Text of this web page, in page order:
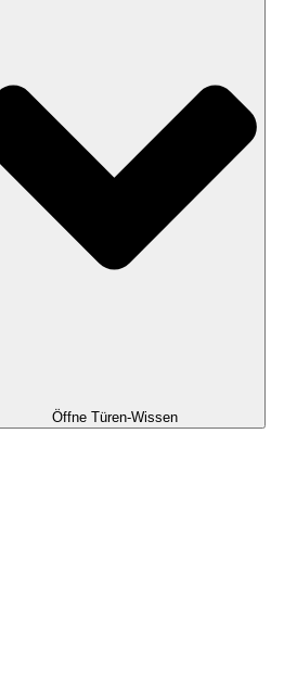
Öffne Türen-Wissen